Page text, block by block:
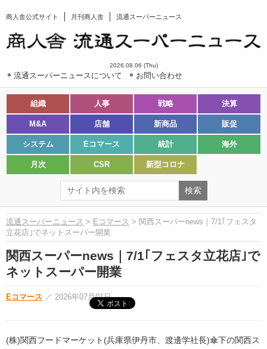
商人舎公式サイト 月刊商人舎 流通スーパーニュース
2026.08.06 (Thu)
流通スーパーニュースについて お問い合わせ
組織 人事 戦略 決算
M&A 店舗 新商品 販促
システム Eコマース 統計 海外
月次 CSR 新型コロナ
流通スーパーニュース > Eコマース > 関西スーパーnews｜7/1｢フェスタ
立花店｣でネットスーパー開業
関西スーパーnews｜7/1｢フェスタ立花店｣で
ネットスーパー開業
Eコマース ／ 2026年07月01日
(株)関西フードマーケット(兵庫県伊丹市、渡邊学社長)傘下の関西ス